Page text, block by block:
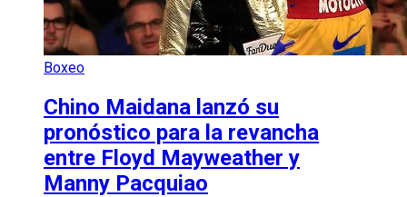
Boxeo
Chino Maidana lanzó su
pronóstico para la revancha
entre Floyd Mayweather y
Manny Pacquiao